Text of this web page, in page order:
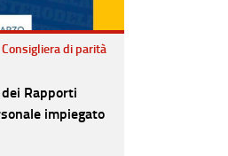
Consigliera di parità
Rapporti
impiegato